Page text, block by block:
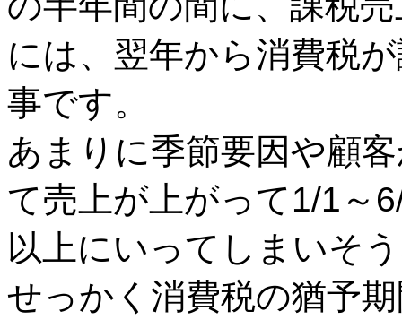
には、翌年から消費税
事です。
あまりに季節要因や顧
て売上が上がって1/1～
以上にいってしまいそ
せっかく消費税の猶予